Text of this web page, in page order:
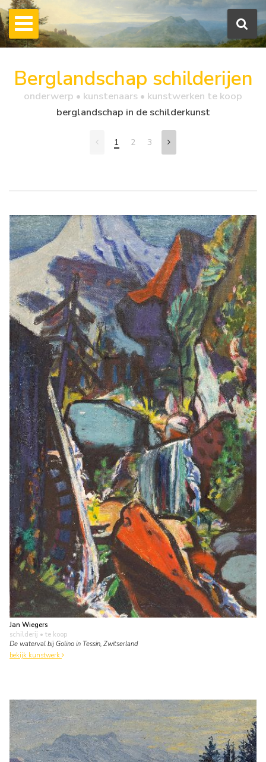
Berglandschap schilderijen
onderwerp • kunstenaars • kunstwerken te koop
berglandschap in de schilderkunst
1 2 3
Jan Wiegers
schilderij • te koop
De waterval bij Golino in Tessin, Zwitserland
bekijk kunstwerk